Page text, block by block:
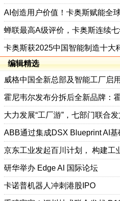
AI创造用户价值！卡奥斯赋能全
卡奥斯获2025中国智能制造十大
编辑精选
威格中国全新总部及智能工厂启用
大力发展“工厂游”，七部门联合发
京东工业发起百川计划， 构建工
研华举办 Edge AI 国际论坛
卡诺普机器人冲刺港股IPO